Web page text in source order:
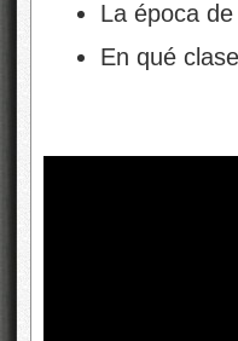
La época de
En qué